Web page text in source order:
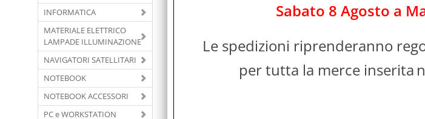
INFORMATICA
MATERIALE ELETTRICO
LAMPADE ILLUMINAZIONE
NAVIGATORI SATELLITARI
NOTEBOOK
NOTEBOOK ACCESSORI
PC e WORKSTATION
Cod. art.:
492897
Garanzia:
ITALIA
Colore:
BIANCO/VERDE
Cod. EAN:
8053251526494
Sabato 8 Agosto a
Le spedizioni riprenderanno
per tutta la merce inserita